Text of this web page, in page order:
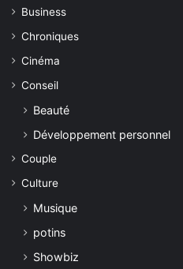
Business
Chroniques
Cinéma
Conseil
Beauté
Développement personnel
Couple
Culture
Musique
potins
Showbiz